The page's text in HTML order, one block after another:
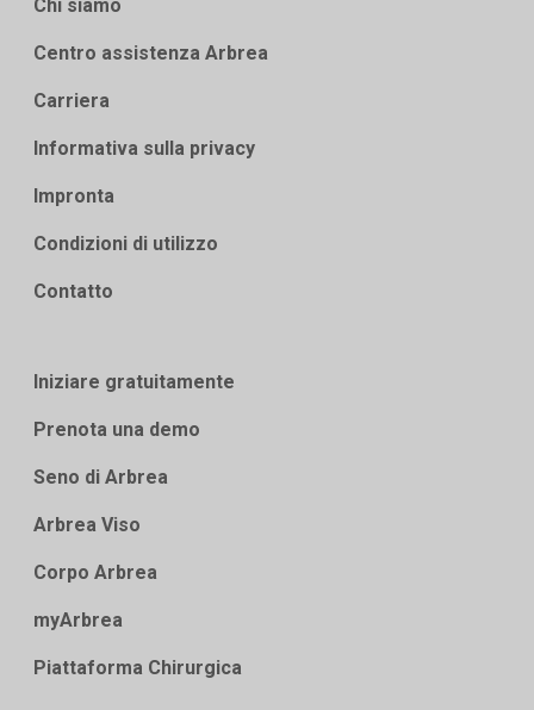
Chi siamo
Centro assistenza Arbrea
Carriera
Informativa sulla privacy
Impronta
Condizioni di utilizzo
Contatto
Iniziare gratuitamente
Prenota una demo
Seno di Arbrea
Arbrea Viso
Corpo Arbrea
myArbrea
Piattaforma Chirurgica